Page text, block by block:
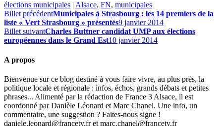
élections municipales | Alsace, FN, municipales
Billet précédentMunicipales à Strasbourg : les 14 premiers de la
liste « Vert Strasbourg » présentés9 janvier 2014
Billet suivantCharles Buttner candidat UMP aux élections
européennes dans le Grand Est10 janvier 2014
A propos
Bienvenue sur ce blog destiné à vous faire vivre, au plus près, la
politique locale et régionale : infos, échos, grands débats et petites
phrases... Alimenté par la rédaction de France 3 Alsace, il est
coordonné par Danièle Léonard et Marc Chanel. Une info, un
commentaire, une suggestion ? Faites-nous signe !
daniele.leonard@francetv.fr et marc.chanel@francetv.fr